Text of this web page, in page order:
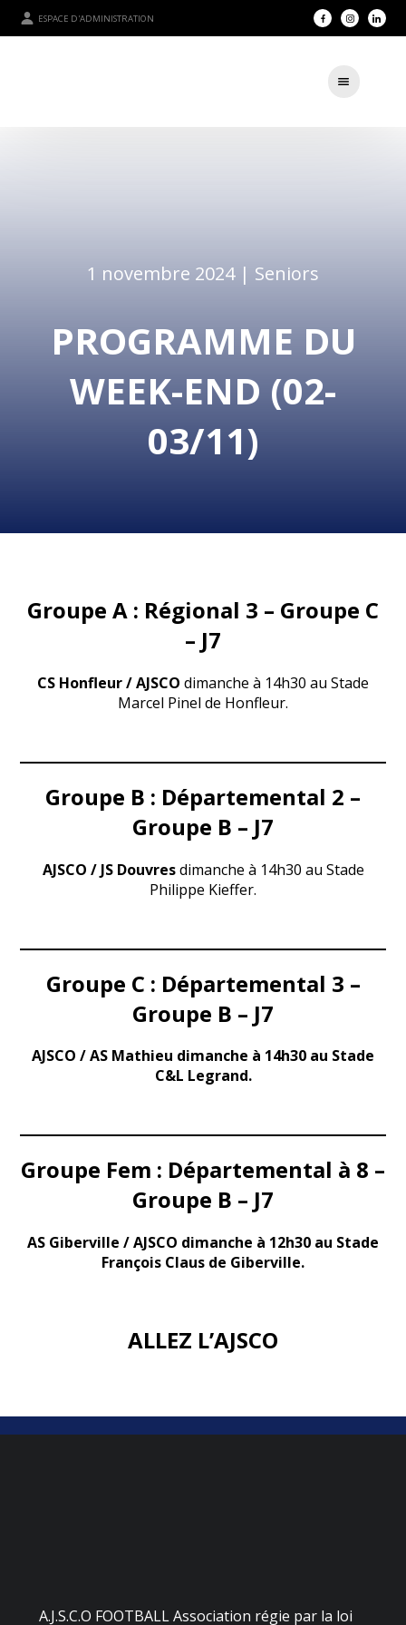
ESPACE D'ADMINISTRATION
1 novembre 2024 | Seniors
PROGRAMME DU
WEEK-END (02-
03/11)
Groupe A : Régional 3 – Groupe C
– J7
CS Honfleur / AJSCO dimanche à 14h30 au Stade
Marcel Pinel de Honfleur.
Groupe B : Départemental 2 –
Groupe B – J7
AJSCO / JS Douvresdimanche à 14h30 au Stade
Philippe Kieffer.
Groupe C : Départemental 3 –
Groupe B – J7
AJSCO / AS Mathieu dimanche à 14h30 au Stade
C&L Legrand.
Groupe Fem : Départemental à 8 –
Groupe B – J7
AS Giberville / AJSCO dimanche à 12h30 au Stade
François Claus de Giberville.
ALLEZ L’AJSCO
A.J.S.C.O FOOTBALL Association régie par la loi